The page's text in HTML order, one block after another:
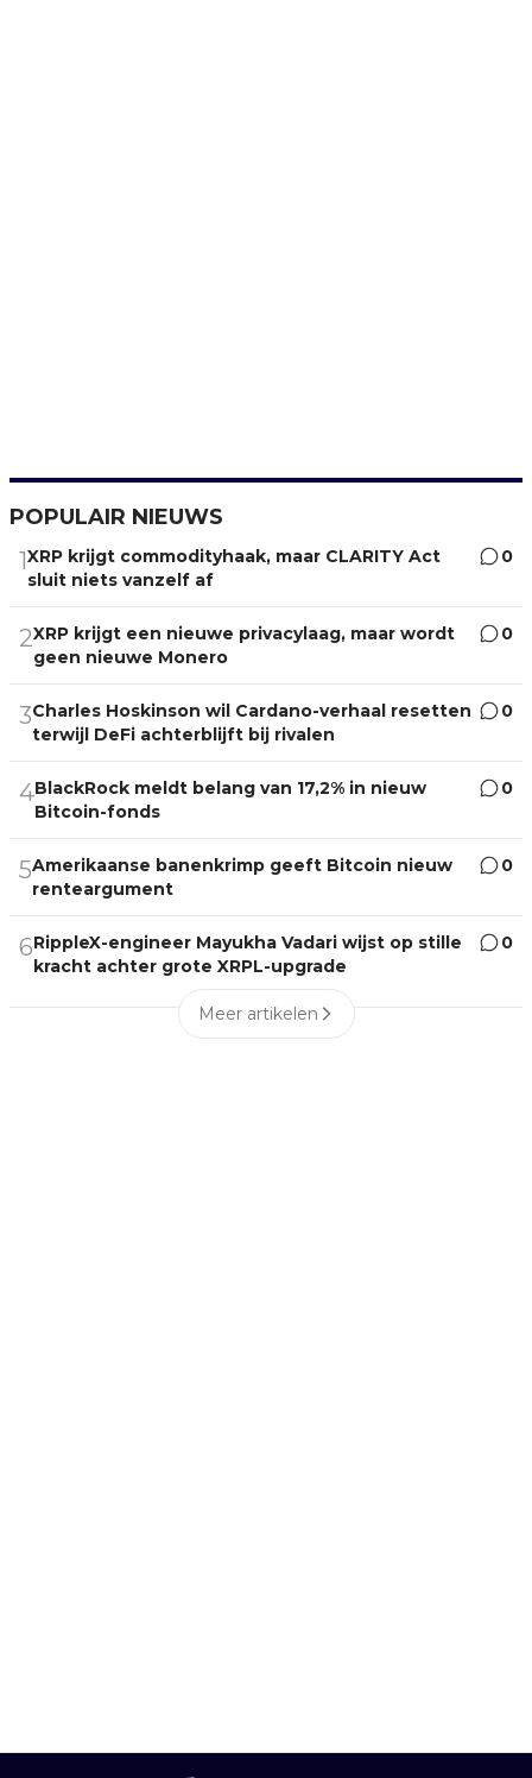
POPULAIR NIEUWS
1XRP krijgt commodityhaak, maar CLARITY Act
sluit niets vanzelf af
0
2XRP krijgt een nieuwe privacylaag, maar wordt
geen nieuwe Monero
0
3Charles Hoskinson wil Cardano-verhaal resetten
terwijl DeFi achterblijft bij rivalen
0
4BlackRock meldt belang van 17,2% in nieuw
Bitcoin-fonds
0
5Amerikaanse banenkrimp geeft Bitcoin nieuw
renteargument
0
6RippleX-engineer Mayukha Vadari wijst op stille
kracht achter grote XRPL-upgrade
0
Meer artikelen